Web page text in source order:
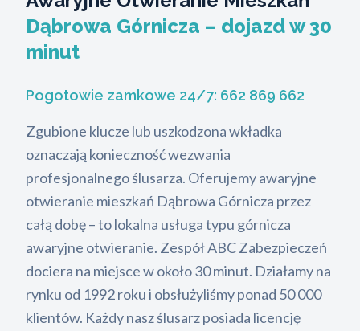
Dąbrowa Górnicza – dojazd w 30
minut
Pogotowie zamkowe 24/7: 662 869 662
Zgubione klucze lub uszkodzona wkładka
oznaczają konieczność wezwania
profesjonalnego ślusarza. Oferujemy awaryjne
otwieranie mieszkań Dąbrowa Górnicza przez
całą dobę – to lokalna usługa typu górnicza
awaryjne otwieranie. Zespół ABC Zabezpieczeń
dociera na miejsce w około 30 minut. Działamy na
rynku od 1992 roku i obsłużyliśmy ponad 50 000
klientów. Każdy nasz ślusarz posiada licencję